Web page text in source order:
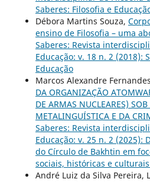
Saberes: Filosofia e
Débora Martins Souza,
ensino de Filosofia – uma
Saberes: Revista
Educação: v. 18 n. 2 (2018):
Educação
Marcos Alexandre
DA ORGANIZAÇÃO
DE ARMAS NUCLEARES)
METALINGUÍSTICA E DA
Saberes: Revista
Educação: v. 25 n. 2 (2025):
do Círculo de Bakhtin em
sociais, históricas e
André Luiz da Silva Pereira,